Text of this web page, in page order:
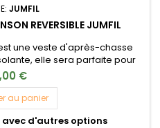
JUMFIL
REVERSIBLE JUMFIL
une veste d'après-chasse
elle sera parfaite pour
avec style.
€
au panier
d'autres options